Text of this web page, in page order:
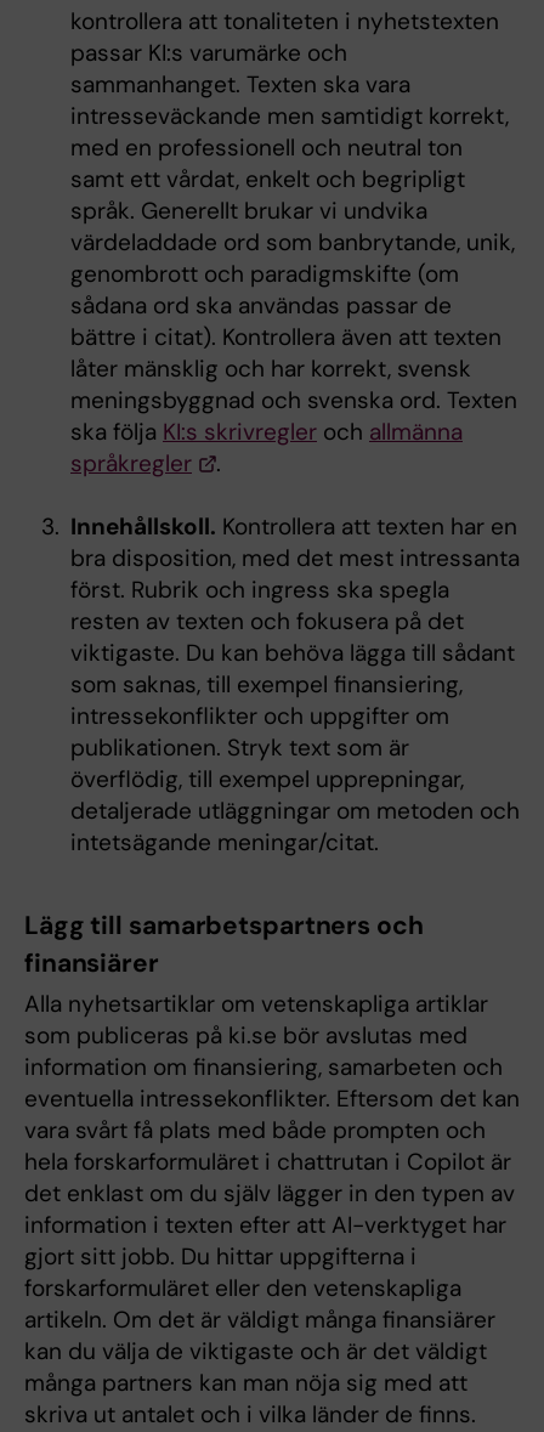
kontrollera att tonaliteten i nyhetstexten
passar KI:s varumärke och
sammanhanget. Texten ska vara
intresseväckande men samtidigt korrekt,
med en professionell och neutral ton
samt ett vårdat, enkelt och begripligt
språk. Generellt brukar vi undvika
värdeladdade ord som banbrytande, unik,
genombrott och paradigmskifte (om
sådana ord ska användas passar de
bättre i citat). Kontrollera även att texten
låter mänsklig och har korrekt, svensk
meningsbyggnad och svenska ord. Texten
ska följa KI:s skrivregler och allmänna
språkregler
.
Innehållskoll. Kontrollera att texten har en
bra disposition, med det mest intressanta
först. Rubrik och ingress ska spegla
resten av texten och fokusera på det
viktigaste. Du kan behöva lägga till sådant
som saknas, till exempel finansiering,
intressekonflikter och uppgifter om
publikationen. Stryk text som är
överflödig, till exempel upprepningar,
detaljerade utläggningar om metoden och
intetsägande meningar/citat.
Lägg till samarbetspartners och
finansiärer
Alla nyhetsartiklar om vetenskapliga artiklar
som publiceras på ki.se bör avslutas med
information om finansiering, samarbeten och
eventuella intressekonflikter. Eftersom det kan
vara svårt få plats med både prompten och
hela forskarformuläret i chattrutan i Copilot är
det enklast om du själv lägger in den typen av
information i texten efter att AI-verktyget har
gjort sitt jobb. Du hittar uppgifterna i
forskarformuläret eller den vetenskapliga
artikeln. Om det är väldigt många finansiärer
kan du välja de viktigaste och är det väldigt
många partners kan man nöja sig med att
skriva ut antalet och i vilka länder de finns.